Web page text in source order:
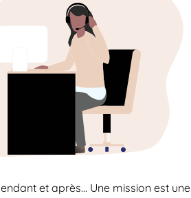
et après… Une mission est une